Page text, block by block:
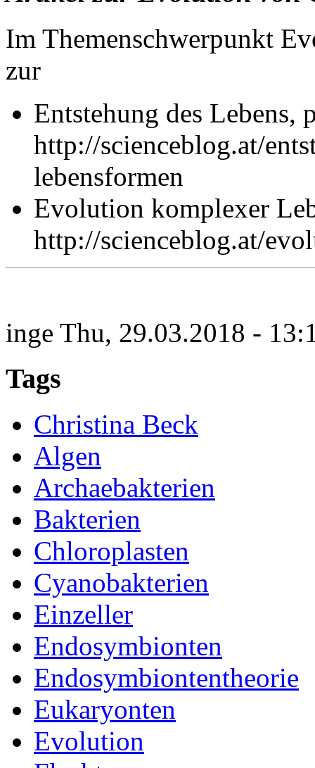
Im Themenschwerpunkt
zur
Entstehung des
http://scienceblog.at/
lebensformen
Evolution komplexer
http://scienceblog.at/
inge Thu, 29.03.2018 -
Tags
Christina Beck
Algen
Archaebakterien
Bakterien
Chloroplasten
Cyanobakterien
Einzeller
Endosymbionten
Endosymbiontentheorie
Eukaryonten
Evolution